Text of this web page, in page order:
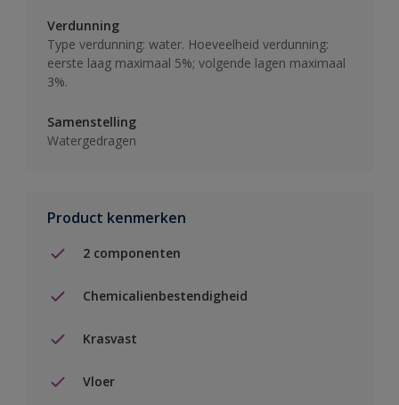
Verdunning
Type verdunning: water. Hoeveelheid verdunning:
eerste laag maximaal 5%; volgende lagen maximaal
3%.
Samenstelling
Watergedragen
Product kenmerken
2 componenten
Chemicalienbestendigheid
Krasvast
Vloer